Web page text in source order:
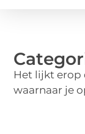
Het lijkt erop
waarnaar je